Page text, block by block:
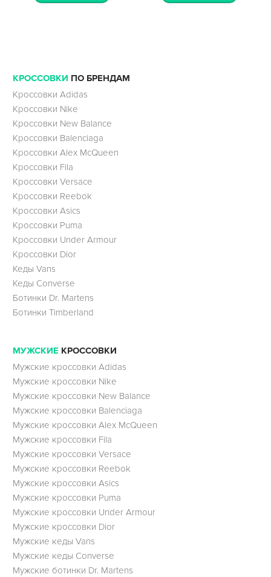
КРОССОВКИ ПО БРЕНДАМ
Кроссовки Adidas
Кроссовки Nike
Кроссовки New Balance
Кроссовки Balenciaga
Кроссовки Alex McQueen
Кроссовки Fila
Кроссовки Versace
Кроссовки Reebok
Кроссовки Asics
Кроссовки Puma
Кроссовки Under Armour
Кроссовки Dior
Кеды Vans
Кеды Converse
Ботинки Dr. Martens
Ботинки Timberland
МУЖСКИЕ КРОССОВКИ
Мужские кроссовки Adidas
Мужские кроссовки Nike
Мужские кроссовки New Balance
Мужские кроссовки Balenciaga
Мужские кроссовки Alex McQueen
Мужские кроссовки Fila
Мужские кроссовки Versace
Мужские кроссовки Reebok
Мужские кроссовки Asics
Мужские кроссовки Puma
Мужские кроссовки Under Armour
Мужские кроссовки Dior
Мужские кеды Vans
Мужские кеды Converse
Мужские ботинки Dr. Martens